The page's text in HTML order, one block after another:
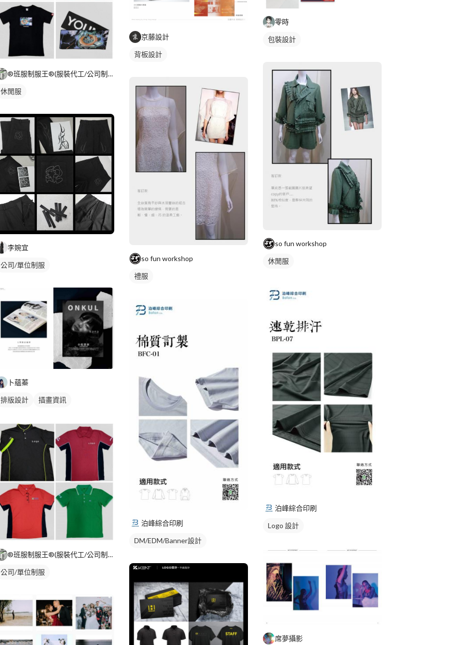
®班服制服王®(服裝代工/公司制服/團體服/活動衣物)
休閒服
李婉宜
公司/單位制服
卜蘊蓁
排版設計 插畫資訊
®班服制服王®(服裝代工/公司制服/團體服/活動衣物)
公司/單位制服
京藤設計
背板設計
so fun workshop
禮服
泊峰綜合印刷
DM/EDM/Banner設計
零時
包裝設計
so fun workshop
休閒服
泊峰綜合印刷
Logo 設計
席夢攝影